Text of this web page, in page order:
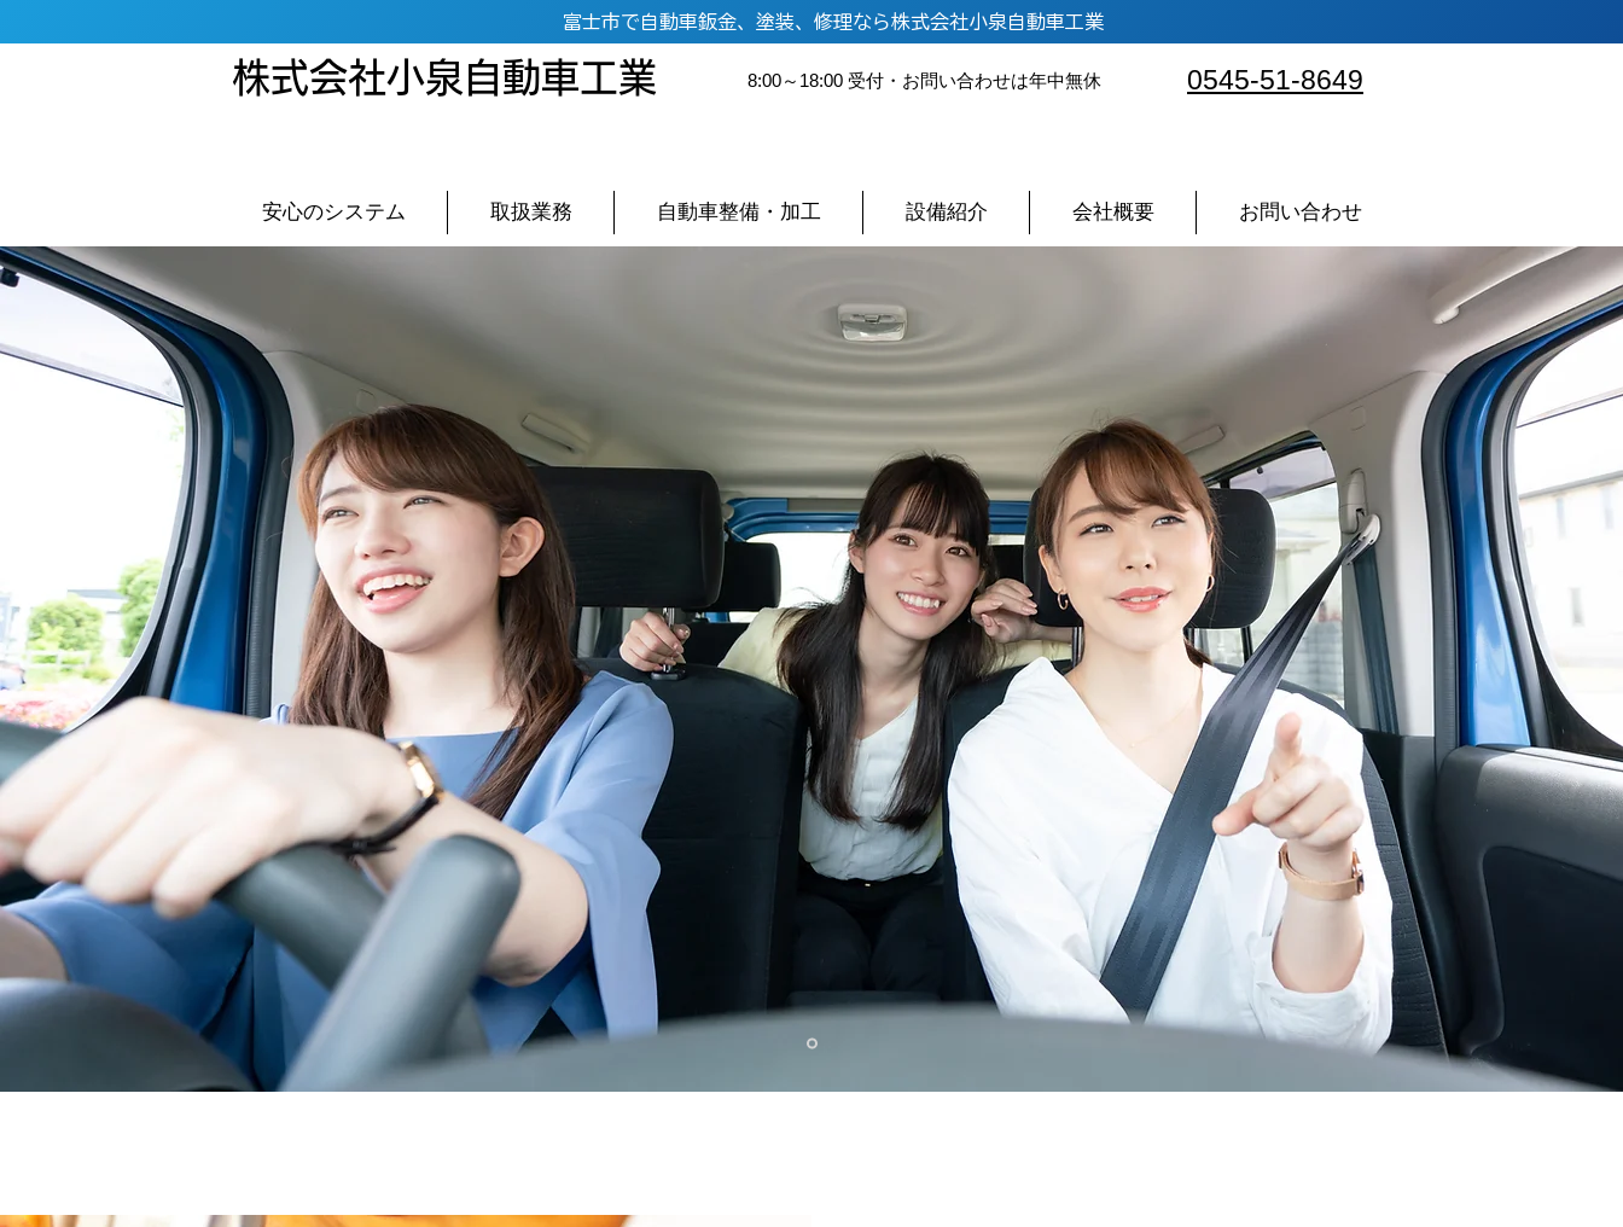
富士市で自動車鈑金、塗装、修理なら株式会社小泉自動車工業
株式会社小泉自動車工業 8:00～18:00 受付・お問い合わせは年中無休 0545-51-8649
安心のシステム 取扱業務 自動車整備・加工 設備紹介 会社概要 お問い合わせ